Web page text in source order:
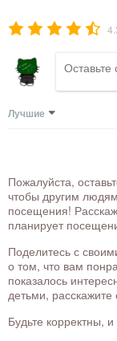
Лучшие
Пожалуйста,
чтобы другим
посещения!
планирует
Поделитесь с
о том, что вам
показалось
детьми,
Будьте корректны,